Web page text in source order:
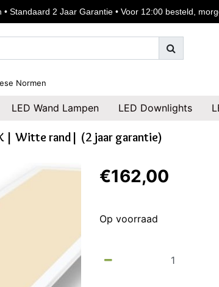
Normen
LED Wand Lampen LED Downlights
| Witte rand| (2 jaar garantie)
€162,00
Op voorraad
Standaard 2 Jaar Garantie • Voor 12:00 besteld,